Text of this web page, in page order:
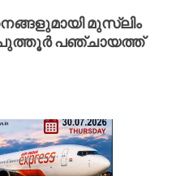
മുസ്ലിം
പഞ്ചായത്ത്